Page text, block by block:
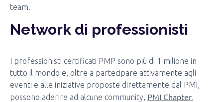
team.
Network di professionisti
I professionisti certificati PMP sono più di 1 milione in
tutto il mondo e, oltre a partecipare attivamente agli
eventi e alle iniziative proposte direttamente dal PMI,
possono aderire ad alcune community, PMI Chapter,